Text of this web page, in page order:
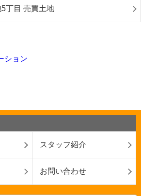
5丁目 売買土地
スタッフ紹介
お問い合わせ